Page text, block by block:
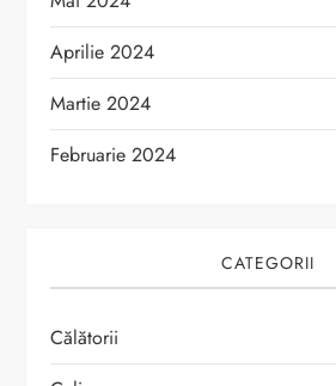
Aprilie 2024
Martie 2024
Februarie 2024
CATEGORII
Călătorii